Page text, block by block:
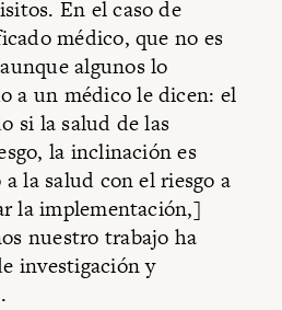
En el caso de
médico, que no es
algunos lo
a un médico le dicen: el
si la salud de las
la inclinación es
la salud con el riesgo a
la implementación,]
nuestro trabajo ha
investigación y